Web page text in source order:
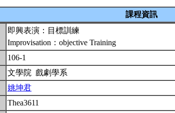
課程資訊
即興表演：目標訓練
Improvisation：objective Training
106-1
文學院 戲劇學系
姚坤君
Thea3611